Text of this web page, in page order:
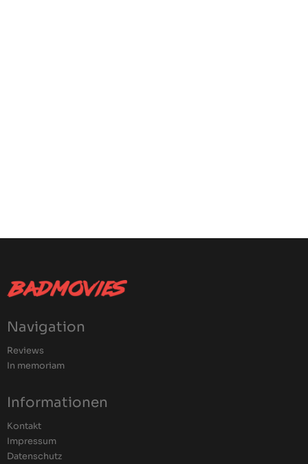
Navigation
Reviews
In memoriam
Informationen
Kontakt
Impressum
Datenschutz